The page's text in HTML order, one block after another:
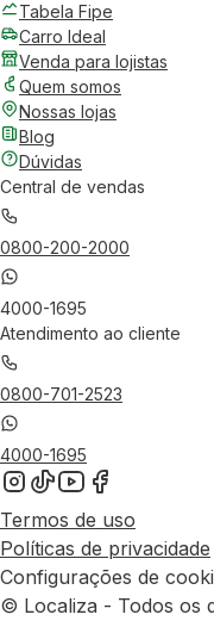
Tabela Fipe
Carro Ideal
Venda para lojistas
Quem somos
Nossas lojas
Blog
Dúvidas
Central de vendas
0800-200-2000
4000-1695
Atendimento ao cliente
0800-701-2523
4000-1695
Termos de uso
Políticas de privacidade
Configurações de
© Localiza - Todos os